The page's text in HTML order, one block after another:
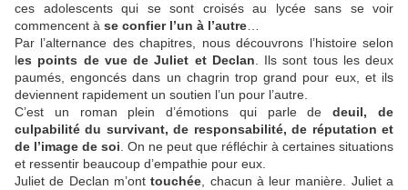
ces adolescents qui se sont croisés au lycée sans se voir
commencent à se confier l’un à l’autre
Par l’alternance des chapitres, nous découvrons l’histoire selon
les points de vue de Juliet et Declan . Ils sont tous les deux
paumés, engoncés dans un chagrin trop grand pour eux, et ils
deviennent rapidement un soutien l’un pour l’autre.
C’est un roman plein d’émotions qui parle dedeuil, de
culpabilité du survivant, de responsabilité, de réputation et
de l’image de soi . On ne peut que réfléchir à certaines situations
et ressentir beaucoup d’empathie pour eux.
Juliet de Declan m’onttouchée , chacun à leur manière. Juliet a